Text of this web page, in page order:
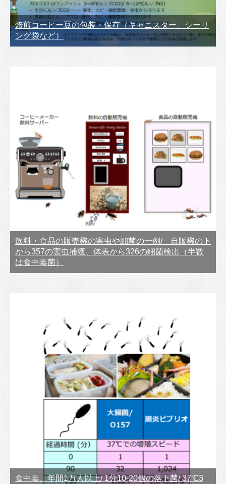
焙煎コーヒー豆の包装・保存（キャニスター、シーリ
ング袋など）
飲料・食品の販売機の害虫や細菌の一例/ 自販機の下
から357の害虫捕獲、体表から326の細菌検出（半数
は食中毒菌）
食中毒、年間1万人以上/ 1分10-20個の落下菌/ 37℃3